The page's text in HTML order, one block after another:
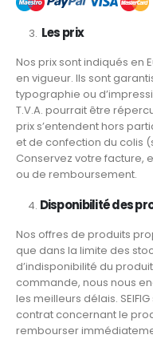
Les prix
Nos prix sont indiqués en
en vigueur. Ils sont
typographie ou
T.V.A. pourrait être
prix s’entendent hors
et de confection du colis
Conservez votre facture,
ou de remboursement.
Disponibilité des
Nos offres de produits
que dans la limite des
d’indisponibilité du
commande, nous nous
les meilleurs délais.
contrat concernant le
rembourser